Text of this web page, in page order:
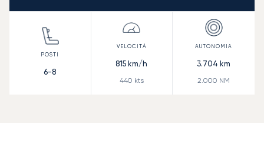
6-8
815 km/h
440 kts
3.704 km
2.000 NM